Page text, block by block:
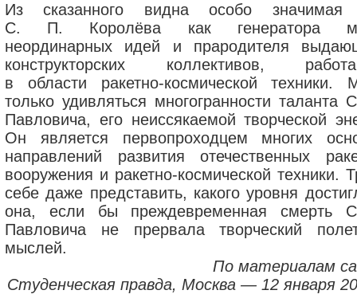
Из сказанного видна особо значимая
С. П. Королёва как генератора
неординарных идей и прародителя
конструкторских коллективов,
в области ракетно-космической техники.
только удивляться многогранности таланта
Павловича, его неиссякаемой творческой
Он является первопроходцем многих
направлений развития отечественных
вооружения и ракетно-космической техники.
себе даже представить, какого уровня
она, если бы преждевременная смерть
Павловича не прервала творческий
мыслей.
По материалам
Студенческая правда, Москва — 12 января